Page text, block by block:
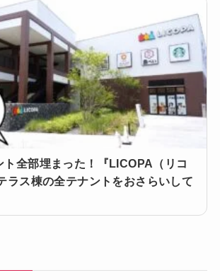
ト全部埋まった！『LICOPA（リコ
ラス棟の全テナントをおさらいして